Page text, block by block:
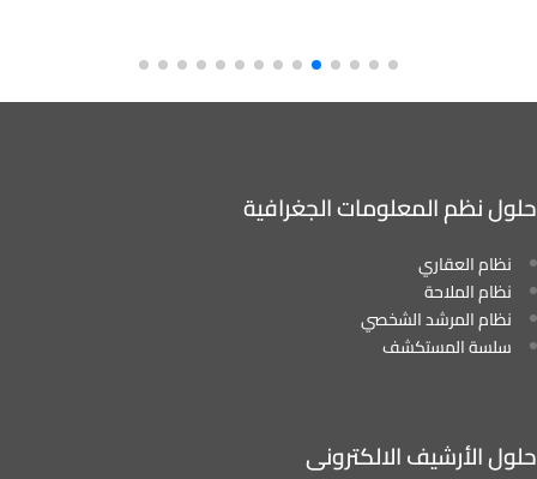
حلول نظم المعلومات الجغرافية
نظام العقاري
نظام الملاحة
نظام المرشد الشخصي
سلسة المستكشف
حلول الأرشيف الالكترونى